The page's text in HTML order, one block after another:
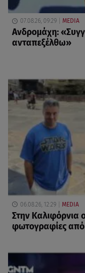
07.08.26, 09:29 MEDIA
Ανδρομάχη:
ανταπεξέλθω»
06.08.26, 12:29 MEDIA
Στην Καλιφόρνια
φωτογραφίες